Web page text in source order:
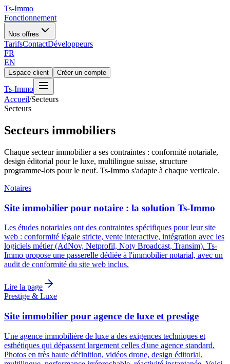
Ts-Immo
Fonctionnement
Nos offres
TarifsContactDéveloppeurs
FR
EN
Espace client Créer un compte
Ts-Immo
Accueil/Secteurs
Secteurs
Secteurs immobiliers
Chaque secteur immobilier a ses contraintes : conformité notariale,
design éditorial pour le luxe, multilingue suisse, structure
programme-lots pour le neuf. Ts-Immo s'adapte à chaque verticale.
Notaires
Site immobilier pour notaire : la solution Ts-Immo
Les études notariales ont des contraintes spécifiques pour leur site
web : conformité légale stricte, vente interactive, intégration avec les
logiciels métier (AdNov, Netprofil, Noty Broadcast, Transim). Ts-
Immo propose une passerelle dédiée à l'immobilier notarial, avec un
audit de conformité du site web inclus.
Lire la page
Prestige & Luxe
Site immobilier pour agence de luxe et prestige
Une agence immobilière de luxe a des exigences techniques et
esthétiques qui dépassent largement celles d'une agence standard.
Photos en très haute définition, vidéos drone, design éditorial,